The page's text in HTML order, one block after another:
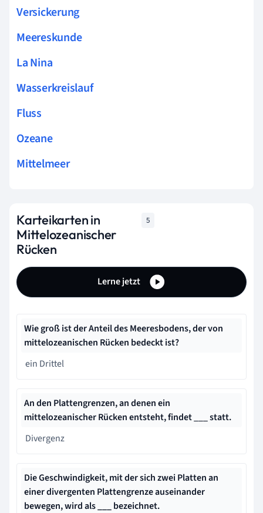
Versickerung
Meereskunde
La Nina
Wasserkreislauf
Fluss
Ozeane
Mittelmeer
Karteikarten in
Mittelozeanischer
Rücken
5
Lerne jetzt
Wie groß ist der Anteil des Meeresbodens, der von
mittelozeanischen Rücken bedeckt ist?
ein Drittel
An den Plattengrenzen, an denen ein
mittelozeanischer Rücken entsteht, findet ___ statt.
Divergenz
Die Geschwindigkeit, mit der sich zwei Platten an
einer divergenten Plattengrenze auseinander
bewegen, wird als
bezeichnet.